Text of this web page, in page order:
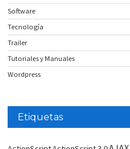
Software
Tecnología
Trailer
Tutoriales y Manuales
Wordpress
Etiquetas